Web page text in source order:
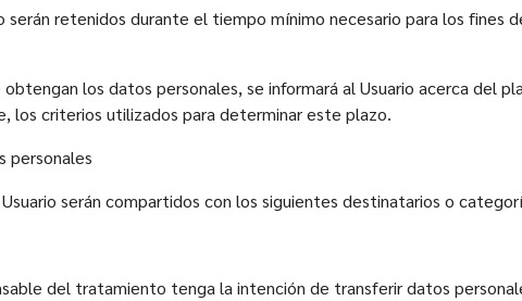
serán retenidos durante el tiempo mínimo necesario para los fines
los datos personales, se informará al Usuario acerca del
los criterios utilizados para determinar este plazo.
personales
serán compartidos con los siguientes destinatarios o
del tratamiento tenga la intención de transferir datos